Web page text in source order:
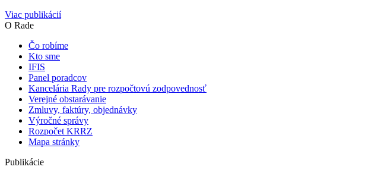
Viac publikácií
O Rade
Čo robíme
Kto sme
IFIS
Panel poradcov
Kancelária Rady pre rozpočtovú zodpovednosť
Verejné obstarávanie
Zmluvy, faktúry, objednávky
Výročné správy
Rozpočet KRRZ
Mapa stránky
Publikácie